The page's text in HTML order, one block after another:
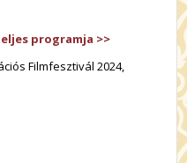
programja >>
Filmfesztivál 2024,